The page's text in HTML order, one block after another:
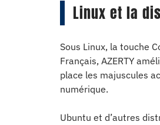
Linux et la
Sous Linux, la touche
Français, AZERTY
place les majuscules
numérique.
Ubuntu et d’autres